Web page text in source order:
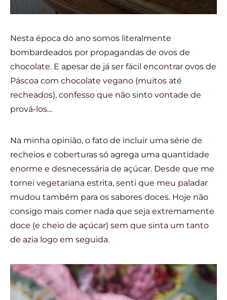
Nesta época do ano somos literalmente
bombardeados por propagandas de ovos de
chocolate. E apesar de já ser fácil encontrar ovos de
Páscoa com chocolate vegano (muitos até
recheados), confesso que não sinto vontade de
prová-los…
Na minha opinião, o fato de incluir uma série de
recheios e coberturas só agrega uma quantidade
enorme e desnecessária de açúcar. Desde que me
tornei vegetariana estrita, senti que meu paladar
mudou também para os sabores doces. Hoje não
consigo mais comer nada que seja extremamente
doce (e cheio de açúcar) sem que sinta um tanto
de azia logo em seguida.